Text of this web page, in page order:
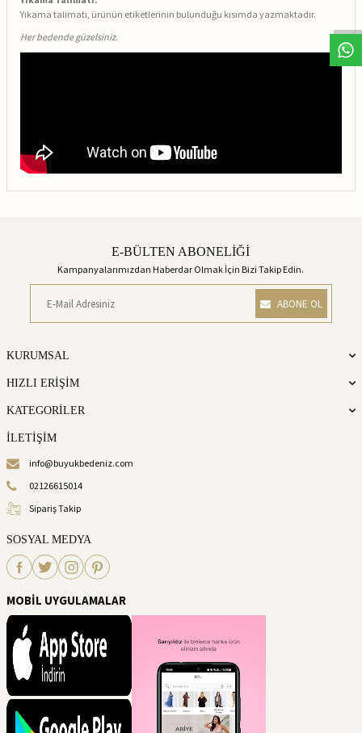
Yıkama talimatı, ürünün etiketlerinin bulunduğu kısımda yazmaktadır.
Her bedende güzelsiniz.
E-BÜLTEN ABONELİĞİ
Kampanyalarımızdan Haberdar Olmak İçin Bizi Takip Edin.
ABONE OL
KURUMSAL
HIZLI ERİŞİM
KATEGORİLER
İLETİŞİM
info@buyukbedeniz.com
02126615014
Sipariş Takip
SOSYAL MEDYA
MOBİL UYGULAMALAR